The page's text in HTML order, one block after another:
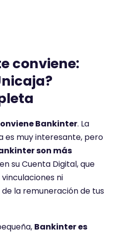
conviene:
Bankinter. La
es muy interesante, pero
son más
su Cuenta Digital, que
ni
la remuneración de tus
Bankinter es